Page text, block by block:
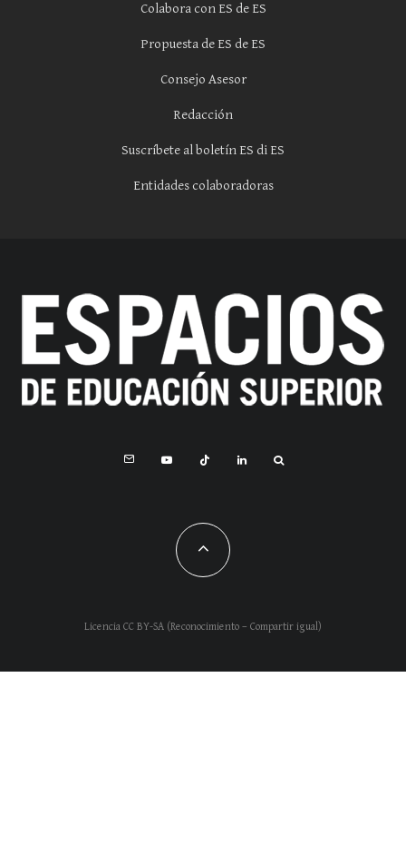
Colabora con ES de ES
Propuesta de ES de ES
Consejo Asesor
Redacción
Suscríbete al boletín ES di ES
Entidades colaboradoras
Licencia CC BY-SA (Reconocimiento – Compartir igual)